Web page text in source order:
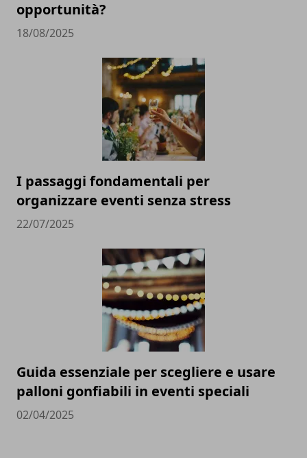
opportunità?
18/08/2025
I passaggi fondamentali per
organizzare eventi senza stress
22/07/2025
Guida essenziale per scegliere e usare
palloni gonfiabili in eventi speciali
02/04/2025